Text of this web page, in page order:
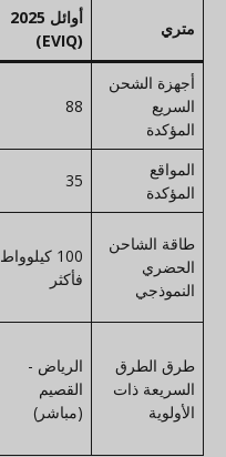
متري
أوائل 2025
(EVIQ)
أجهزة الشحن
السريع
المؤكدة
88
المواقع
المؤكدة
35
طاقة الشاحن
الحضري
النموذجي
100 كيلوواط
فأكثر
طرق الطرق
السريعة ذات
الأولوية
الرياض -
القصيم
(مباشر)